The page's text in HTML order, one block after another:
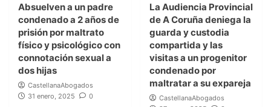
Absuelven a un padre
condenado a 2 años de
prisión por maltrato
físico y psicológico con
connotación sexual a
dos hijas
CastellanaAbogados
31 enero, 2025
0
La Audiencia Provincial
de A Coruña deniega la
guarda y custodia
compartida y las
visitas a un progenitor
condenado por
maltratar a su expareja
CastellanaAbogados